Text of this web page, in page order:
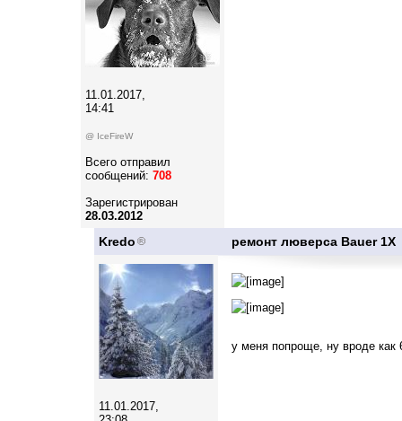
11.01.2017,
14:41
@ IceFireW
Всего отправил
сообщений: 708
Зарегистрирован
28.03.2012
Kredo ремонт люверса Bauer 1X
11.01.2017,
у меня попроще, ну вроде как